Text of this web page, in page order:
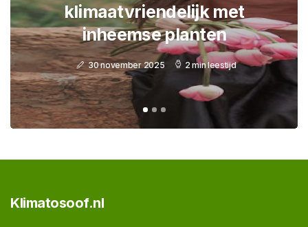
wordt een varken? Per type
uitgesplitst
19 mei 2026 4 min leestijd
Klimatosoof.nl